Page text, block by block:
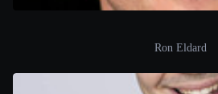
Ron Eldard